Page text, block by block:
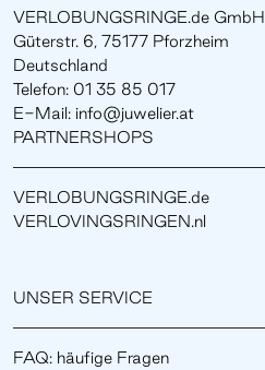
VERLOBUNGSRINGE.de GmbH
Güterstr. 6, 75177 Pforzheim
Deutschland
Telefon: 01 35 85 017
E-Mail: info@juwelier.at
PARTNERSHOPS
VERLOBUNGSRINGE.de
VERLOVINGSRINGEN.nl
UNSER SERVICE
FAQ: häufige Fragen